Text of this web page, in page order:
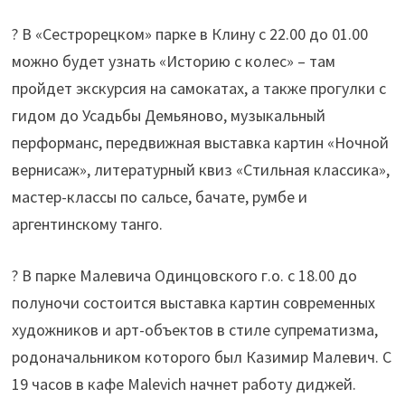
? В «Сестрорецком» парке в Клину с 22.00 до 01.00
можно будет узнать «Историю с колес» – там
пройдет экскурсия на самокатах, а также прогулки с
гидом до Усадьбы Демьяново, музыкальный
перформанс, передвижная выставка картин «Ночной
вернисаж», литературный квиз «Стильная классика»,
мастер-классы по сальсе, бачате, румбе и
аргентинскому танго.
? В парке Малевича Одинцовского г.о. с 18.00 до
полуночи состоится выставка картин современных
художников и арт-объектов в стиле супрематизма,
родоначальником которого был Казимир Малевич. С
19 часов в кафе Malevich начнет работу диджей.